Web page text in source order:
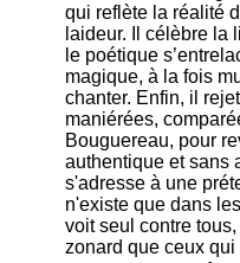
qui reflète la réalité
laideur. Il célèbre la
le poétique
magique, à la fois
chanter. Enfin, il
maniérées,
Bouguereau, pour
authentique et sans
s'adresse à une
n'existe que dans
voit seul contre
zonard que ceux